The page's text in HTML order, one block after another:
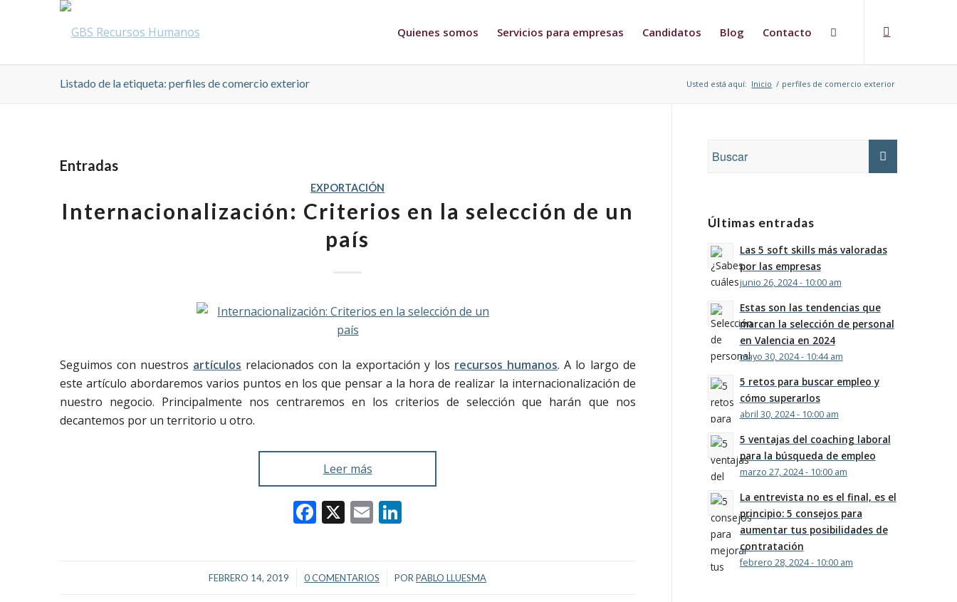
Quienes somos Servicios para empresas Candidatos Blog Contacto
Listado de la etiqueta: perfiles de comercio exterior Usted está aquí: Inicio / perfiles de comercio exterior
Entradas
EXPORTACIÓN
Internacionalización: Criterios en la selección de un
país
Seguimos con nuestros artículos relacionados con la exportación y los recursos humanos. A lo largo de
este artículo abordaremos varios puntos en los que pensar a la hora de realizar la internacionalización de
nuestro negocio. Principalmente nos centraremos en los criterios de selección que harán que nos
decantemos por un territorio u otro.
Leer más
Facebook
X Email
FEBRERO 14, 2019
/ 0 COMENTARIOS
/ PORPABLO LLUESMA
Últimas entradas
Las 5 soft skills más valoradas
por las empresas
junio 26, 2024 - 10:00 am
Estas son las tendencias que
marcan la selección de personal
en Valencia en 2024
mayo 30, 2024 - 10:44 am
5 retos para buscar empleo y
cómo superarlos
abril 30, 2024 - 10:00 am
5 ventajas del coaching laboral
para la búsqueda de empleo
marzo 27, 2024 - 10:00 am
La entrevista no es el final, es el
principio: 5 consejos para
aumentar tus posibilidades de
contratación
febrero 28, 2024 - 10:00 am